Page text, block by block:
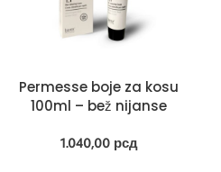
Permesse boje za kosu
100ml – bež nijanse
1.040,00 рсд